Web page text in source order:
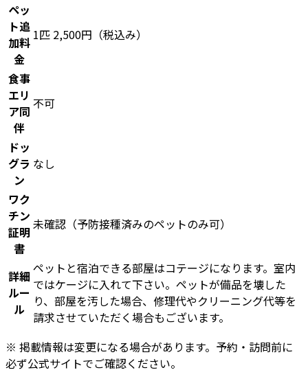
ペッ
ト追
加料
金
1匹 2,500円（税込み）
食事
エリ
ア同
伴
不可
ドッ
グラ
ン
なし
ワク
チン
証明
書
未確認（予防接種済みのペットのみ可）
詳細
ルー
ル
ペットと宿泊できる部屋はコテージになります。室内
ではケージに入れて下さい。ペットが備品を壊した
り、部屋を汚した場合、修理代やクリーニング代等を
請求させていただく場合もございます。
※ 掲載情報は変更になる場合があります。予約・訪問前に
必ず公式サイトでご確認ください。